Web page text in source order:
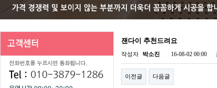
잰다이 추천드려요
작성자 박소진 16-08-02 00:00
이전글 다음글